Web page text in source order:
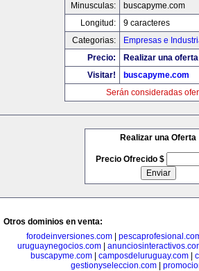
Minusculas:
buscapyme.com
Longitud:
9 caracteres
Categorias:
Empresas e
Precio:
Realizar una
Visitar!
buscapyme.com
Serán consideradas
Realizar una Oferta
Precio Ofrecido $
Otros dominios en venta:
forodeinversiones.com
uruguaynegocios.com|
buscapyme.com
camposdeluruguay.com
gestionyseleccion.com|